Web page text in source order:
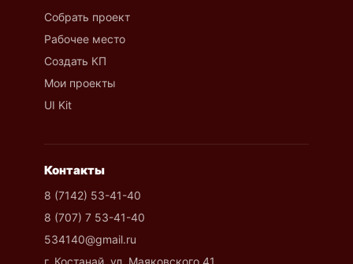
Собрать проект
Рабочее место
Создать КП
Мои проекты
UI Kit
Контакты
8 (7142) 53-41-40
8 (707) 7 53-41-40
534140@gmail.ru
г. Костанай, ул. Маяковского 41